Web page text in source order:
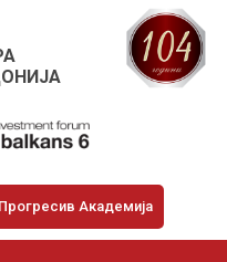
Прогресив Академија